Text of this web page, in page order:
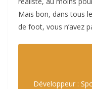
Mais bon, dans tous
de foot, vous n’avez
Développeur :